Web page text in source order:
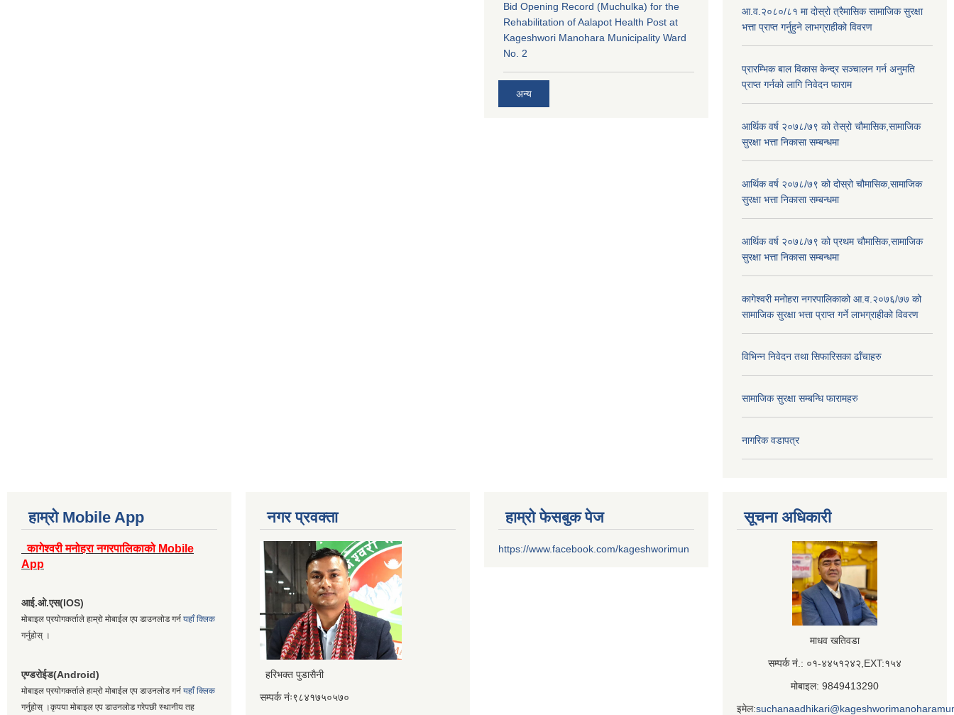
Bid Opening Record (Muchulka) for the
Rehabilitation of Aalapot Health Post at
Kageshwori Manohara Municipality Ward
No. 2
अन्य
आ.व.२०८०/८१ मा दोस्रो त्रैमासिक सामाजिक सुरक्षा
भत्ता प्राप्त गर्नुहुने लाभग्राहीको विवरण
प्रारम्भिक बाल विकास केन्द्र सञ्चालन गर्न अनुमति
प्राप्त गर्नको लागि निवेदन फाराम
आर्थिक वर्ष २०७८/७९ को तेस्रो चौमासिक,सामाजिक
सुरक्षा भत्ता निकासा सम्बन्धमा
आर्थिक वर्ष २०७८/७९ को दोस्रो चौमासिक,सामाजिक
सुरक्षा भत्ता निकासा सम्बन्धमा
आर्थिक वर्ष २०७८/७९ को प्रथम चौमासिक,सामाजिक
सुरक्षा भत्ता निकासा सम्बन्धमा
कागेश्वरी मनोहरा नगरपालिकाको आ.व.२०७६/७७ को
सामाजिक सुरक्षा भत्ता प्राप्त गर्ने लाभग्राहीको विवरण
विभिन्न निवेदन तथा सिफारिसका ढाँचाहरु
सामाजिक सुरक्षा सम्बन्धि फारामहरु
नागरिक वडापत्र
हाम्रो Mobile App
कागेश्वरी मनोहरा नगरपालिकाको Mobile
App
आई.ओ.एस(IOS)
मोबाइल प्रयोगकर्ताले हाम्रो मोबाईल एप डाउनलोड गर्न यहाँ क्लिक
गर्नुहोस् ।
एण्डरोईड(Android)
मोबाइल प्रयोगकर्ताले हाम्रो मोबाईल एप डाउनलोड गर्न यहाँ क्लिक
गर्नुहोस् ।कृपया मोबाइल एप डाउनलोड गरेपछी स्थानीय तह
नगर प्रवक्ता
हरिभक्त पुडासैनी
सम्पर्क नंः९८४१७५०५७०
हाम्रो फेसबुक पेज
https://www.facebook.com/kageshworimun
सूचना अधिकारी
माधव खतिवडा
सम्पर्क नं.: ०१-४४५१२४२,EXT:१५४
मोबाइल: 9849413290
इमेल: